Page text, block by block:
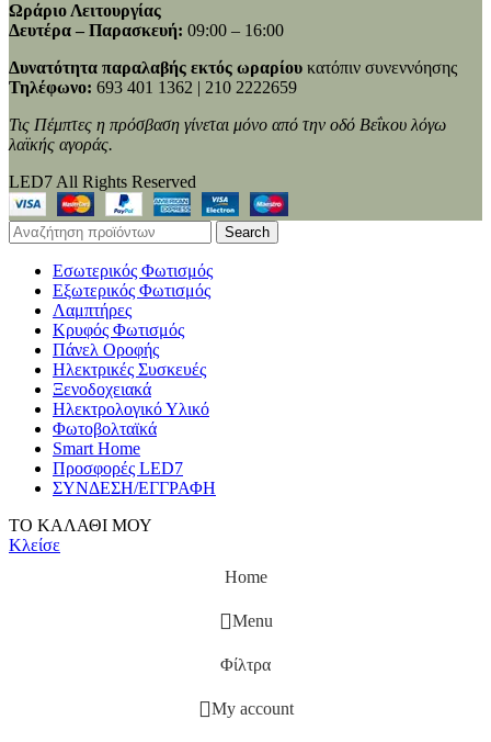
Ωράριο Λειτουργίας
Δευτέρα – Παρασκευή: 09:00 – 16:00
Δυνατότητα παραλαβής εκτός ωραρίου κατόπιν συνεννόησης
Τηλέφωνο: 693 401 1362 | 210 2222659
Τις Πέμπτες η πρόσβαση γίνεται μόνο από την οδό Βεΐκου λόγω
λαϊκής αγοράς.
LED7 All Rights Reserved
Search
Εσωτερικός Φωτισμός
Εξωτερικός Φωτισμός
Λαμπτήρες
Κρυφός Φωτισμός
Πάνελ Οροφής
Ηλεκτρικές Συσκευές
Ξενοδοχειακά
Ηλεκτρολογικό Υλικό
Φωτοβολταϊκά
Smart Home
Προσφορές LED7
ΣΥΝΔΕΣΗ/ΕΓΓΡΑΦΗ
ΤΟ ΚΑΛΑΘΙ ΜΟΥ
Κλείσε
Home
Menu
Φίλτρα
My account